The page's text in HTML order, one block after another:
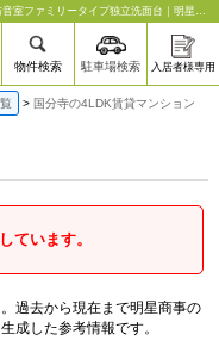
物件検索 駐車場検索 入居者様専用
国分寺の4LDK賃貸マンション！ペット飼育可能敷地内駐車場防音室ファミリータイプ独立洗面台｜明星商事
国分寺の4LDK賃貸マンション
ています。
過去から現在まで明星商事の
成した参考情報です。